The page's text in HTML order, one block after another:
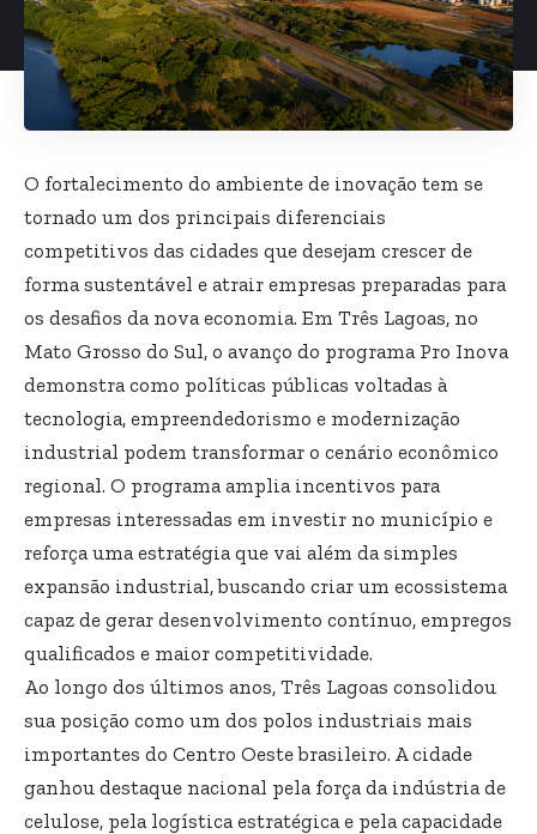
O fortalecimento do ambiente de inovação tem se
tornado um dos principais diferenciais
competitivos das cidades que desejam crescer de
forma sustentável e atrair empresas preparadas para
os desafios da nova economia. Em Três Lagoas, no
Mato Grosso do Sul, o avanço do programa Pro Inova
demonstra como políticas públicas voltadas à
tecnologia, empreendedorismo e modernização
industrial podem transformar o cenário econômico
regional. O programa amplia incentivos para
empresas interessadas em investir no município e
reforça uma estratégia que vai além da simples
expansão industrial, buscando criar um ecossistema
capaz de gerar desenvolvimento contínuo, empregos
qualificados e maior competitividade.
Ao longo dos últimos anos, Três Lagoas consolidou
sua posição como um dos polos industriais mais
importantes do Centro Oeste brasileiro. A cidade
ganhou destaque nacional pela força da indústria de
celulose, pela logística estratégica e pela capacidade